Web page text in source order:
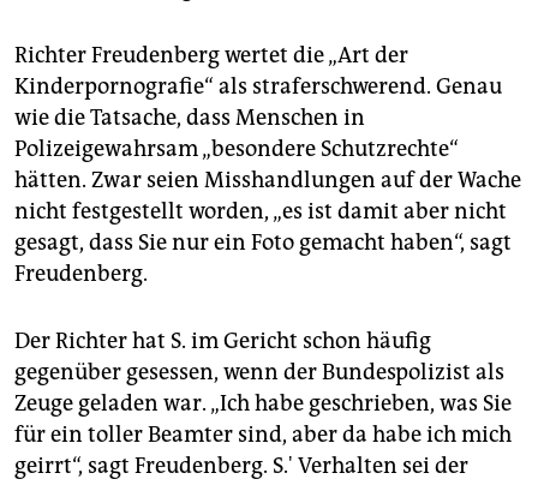
Richter Freudenberg wertet die „Art der
Kinderpornografie“ als straferschwerend. Genau
wie die Tatsache, dass Menschen in
Polizeigewahrsam „besondere Schutzrechte“
hätten. Zwar seien Misshandlungen auf der Wache
nicht festgestellt worden, „es ist damit aber nicht
gesagt, dass Sie nur ein Foto gemacht haben“, sagt
Freudenberg.
Der Richter hat S. im Gericht schon häufig
gegenüber gesessen, wenn der Bundespolizist als
Zeuge geladen war. „Ich habe geschrieben, was Sie
für ein toller Beamter sind, aber da habe ich mich
geirrt“, sagt Freudenberg. S.' Verhalten sei der